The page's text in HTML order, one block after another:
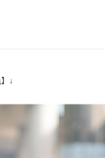
／ATM／網路銀行／等多元方
絡購買商品的店家。未經商家
先享後付繳納相關費用。
※ 交易是否成功請以「AFTEE
是否繳費成功／繳費後需取消
https://
筆NT$80，滿NT$1,800(
每筆NT$80，滿NT$1,800(
先付款後7-11取貨
↓